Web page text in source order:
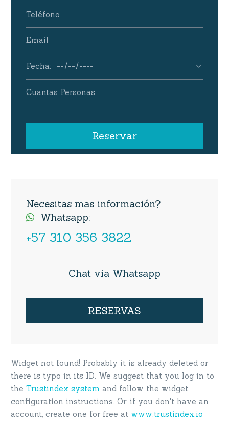
Necesitas mas información?
 Whatsapp:
+57 310 356 3822
Chat via Whatsapp
RESERVAS
Widget not found! Probably it is already deleted or
there is typo in its ID. We suggest that you log in to
the Trustindex system and follow the widget
configuration instructions. Or, if you don't have an
account, create one for free at www.trustindex.io